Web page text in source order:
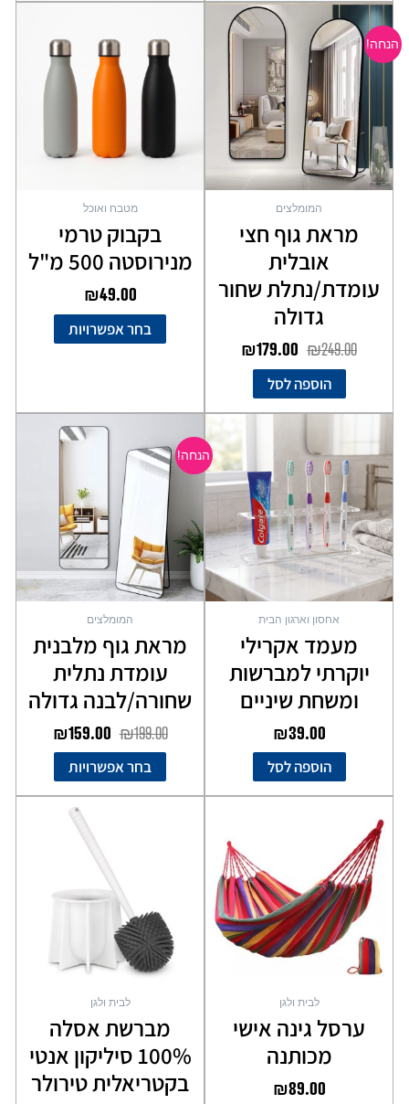
הנחה!
המומלצים
מראת גוף חצי
אובלית
עומדת/נתלת שחור
גדולה
₪249.00
המחיר
המקורי
היה:
₪249.00.
₪179.00
המחיר
הנוכחי
הוא:
₪179.00.
הוספה לסל
מטבח ואוכל
בקבוק טרמי
מנירוסטה 500 מ"ל
₪49.00
בחר אפשרויות
יש
מספר
סוגים.
את
אחסון וארגון הבית
מעמד אקרילי
יוקרתי למברשות
ומשחת שיניים
₪39.00
הוספה לסל
הנחה!
המומלצים
מראת גוף מלבנית
עומדת נתלית
שחורה/לבנה גדולה
₪199.00
המחיר
המקורי
₪199.00.
₪159.00
בחר אפשרויות
בעמוד
לבית ולגן
ערסל גינה אישי
מכותנה
₪89.00
יש
מספר
סוגים.
ניתן
לבחור
את
לבית ולגן
מברשת אסלה
100% סיליקון אנטי
בקטריאלית טירולר